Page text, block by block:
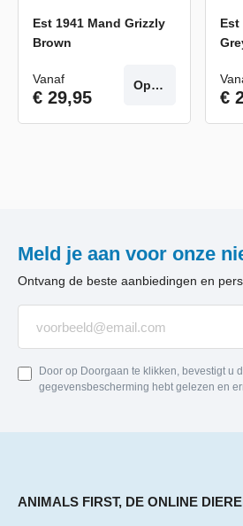
Est 1941 Mand Grizzly
Brown
Vanaf
€ 29,95
Opties
Est
€
Meld je aan voor onze
Ontvang de beste aanbiedingen en
Door op Doorgaan te klikken, bevestigt u
gegevensbescherming hebt gelezen en
ANIMALS FIRST, DE ONLINE